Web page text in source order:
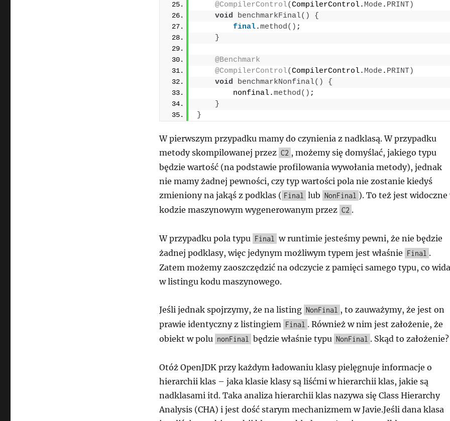
@CompilerControl(CompilerControl. Mode . PRINT)
void
benchmarkFinal()
{
final.method() ;
}
@Benchmark
@CompilerControl(CompilerControl. Mode . PRINT)
void
benchmarkNonfinal()
{
        nonfinal.
method() ;
}
}
W pierwszym przypadku mamy do czynienia z nadklasą. W przypadku
metody skompilowanej przez C2 , możemy się domyślać, jakiego typu
będzie wartość (na podstawie profilowania wywołania metody), jednak
nie mamy żadnej pewności, czy typ wartości pola nie zostanie kiedyś
zmieniony na jakąś z podklas ( Final lub NonFinal ). To też jest widoczne
kodzie maszynowym wygenerowanym przez C2 .
W przypadku pola typu Final
w runtimie jesteśmy pewni, że nie będzie
żadnej podklasy, więc jedynym możliwym typem jest właśnie Final .
Zatem możemy zaoszczędzić na odczycie z pamięci samego typu, co
w listingu kodu maszynowego.
Jeśli jednak spojrzymy, że na listing NonFinal , to zauważymy, że jest on
prawie identyczny z listingiem Final . Również w nim jest założenie, że
obiekt w polu nonFinal będzie właśnie typu NonFinal . Skąd to założenie?
Otóż OpenJDK przy każdym ładowaniu klasy pielęgnuje informacje o
hierarchii klas – jaka klasie klasy są liśćmi w hierarchii klas, jakie są
nadklasami itd. Taka analiza hierarchii klas nazywa się Class Hierarchy
Analysis (CHA) i jest dość starym mechanizmem w Javie.Jeśli dana klasa